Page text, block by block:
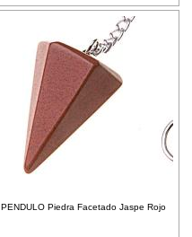
PENDULO Piedra Facetado Jaspe Rojo